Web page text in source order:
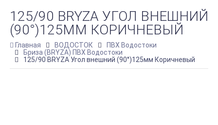
125/90 BRYZA УГОЛ ВНЕШНИЙ
(90°)125ММ КОРИЧНЕВЫЙ
Главная ВОДОСТОК
ПВХ Водостоки
Бриза (BRYZA) ПВХ Водостоки
125/90 BRYZA Угол внешний (90°)125мм Коричневый